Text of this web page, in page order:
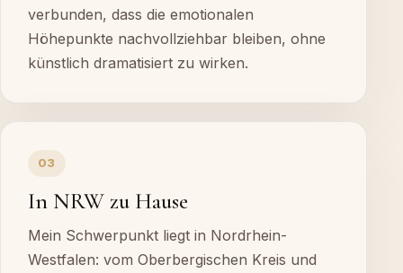
verbunden, dass die emotionalen
Höhepunkte nachvollziehbar bleiben, ohne
künstlich dramatisiert zu wirken.
03
In NRW zu Hause
Mein Schwerpunkt liegt in Nordrhein-
Westfalen: vom Oberbergischen Kreis und